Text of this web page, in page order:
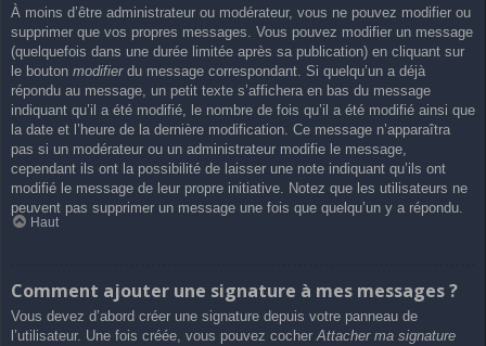
À moins d’être administrateur ou modérateur, vous ne pouvez modifier ou
supprimer que vos propres messages. Vous pouvez modifier un message
(quelquefois dans une durée limitée après sa publication) en cliquant sur
le bouton modifierdu message correspondant. Si quelqu’un a déjà
répondu au message, un petit texte s’affichera en bas du message
indiquant qu’il a été modifié, le nombre de fois qu’il a été modifié ainsi que
la date et l’heure de la dernière modification. Ce message n’apparaîtra
pas si un modérateur ou un administrateur modifie le message,
cependant ils ont la possibilité de laisser une note indiquant qu’ils ont
modifié le message de leur propre initiative. Notez que les utilisateurs ne
peuvent pas supprimer un message une fois que quelqu’un y a répondu.
Haut
Comment ajouter une signature à mes messages ?
Vous devez d’abord créer une signature depuis votre panneau de
l’utilisateur. Une fois créée, vous pouvez cocherAttacher ma signature